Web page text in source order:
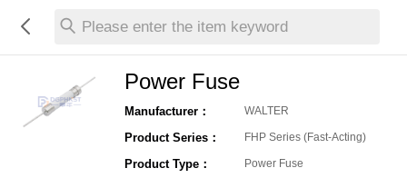
Please enter the item keyword
Power Fuse
Manufacturer： WALTER
Product Series： FHP Series (Fast-Acting)
Product Type： Power Fuse